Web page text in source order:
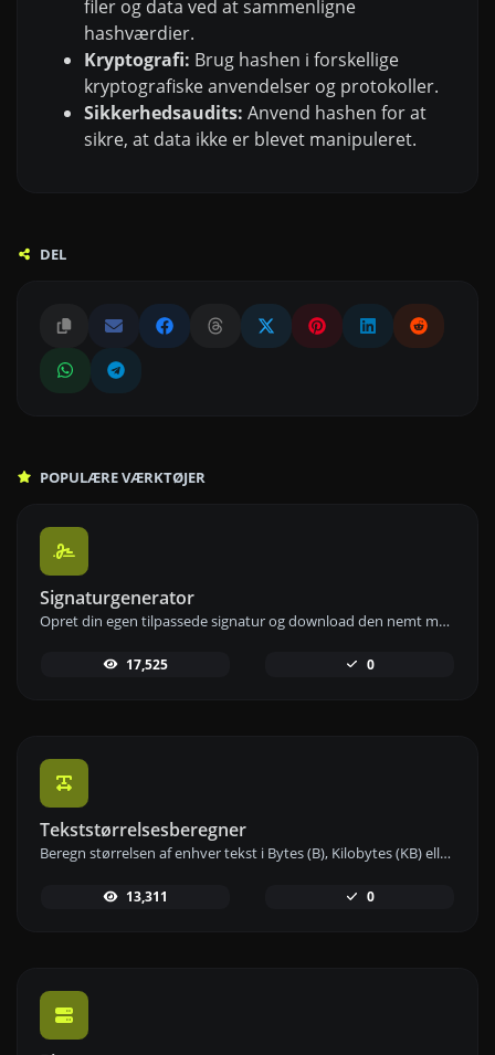
filer og data ved at sammenligne
hashværdier.
Kryptografi: Brug hashen i forskellige
kryptografiske anvendelser og protokoller.
Sikkerhedsaudits: Anvend hashen for at
sikre, at data ikke er blevet manipuleret.
DEL
POPULÆRE VÆRKTØJER
Signaturgenerator
Opret din egen tilpassede signatur og download den nemt med vores signaturgeneratorværktøj til personlige e-signaturer.
17,525 0
Tekststørrelsesberegner
Beregn størrelsen af enhver tekst i Bytes (B), Kilobytes (KB) eller Megabytes (MB) ved hjælp af vores tekststørrelsesberegner.
13,311 0